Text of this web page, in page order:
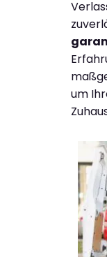
um